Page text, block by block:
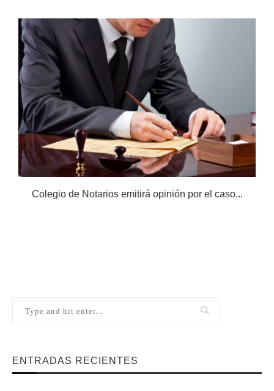
Colegio de Notarios emitirá opinión por el caso...
ENTRADAS RECIENTES